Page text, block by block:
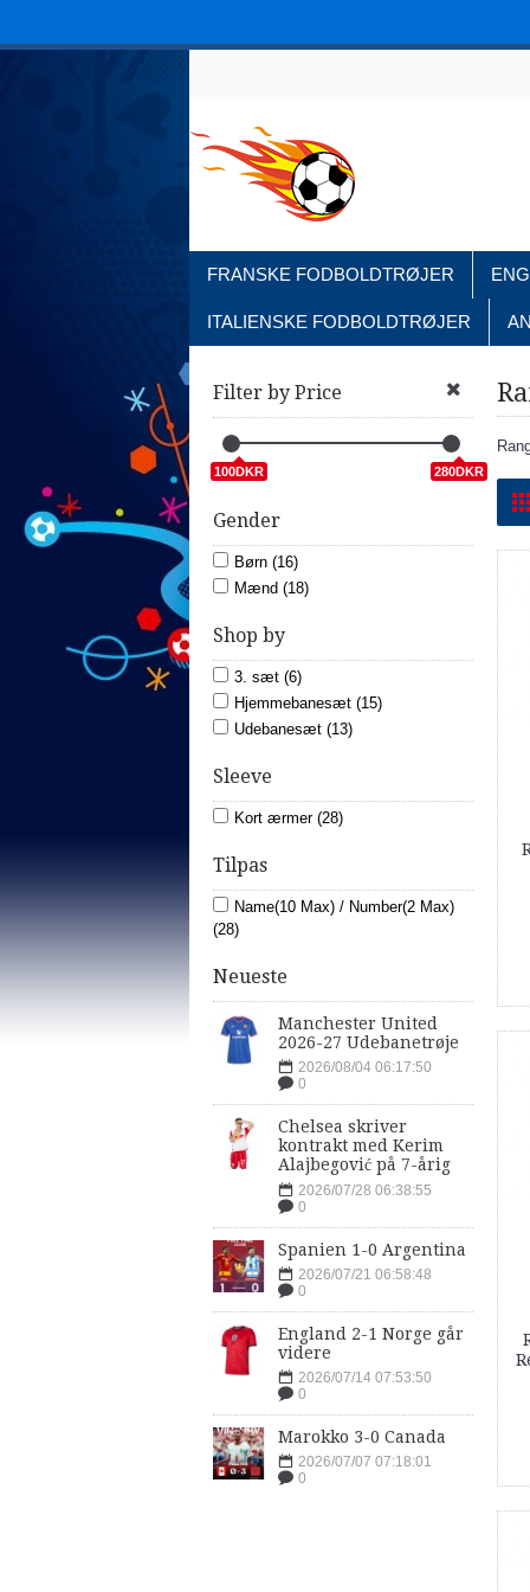
FRANSKE FODBOLDTRØJER
ITALIENSKE FODBOLDTRØJER
Filter by Price
100DKR 280DKR
Gender
Børn (16)
Mænd (18)
Shop by
3. sæt (6)
Hjemmebanesæt (15)
Udebanesæt (13)
Sleeve
Kort ærmer (28)
Tilpas
Name(10 Max) / Number(2 Max)
(28)
Neueste
Manchester United
2026-27 Udebanetrøje
2026/08/04 06:17:50
0
Chelsea skriver
kontrakt med Kerim
Alajbegović på 7-årig
2026/07/28 06:38:55
0
Spanien 1-0 Argentina
2026/07/21 06:58:48
0
England 2-1 Norge går
videre
2026/07/14 07:53:50
0
Marokko 3-0 Canada
2026/07/07 07:18:01
0